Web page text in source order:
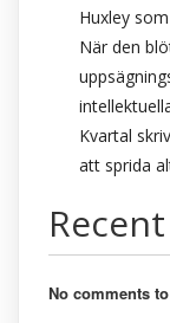
Huxley
När den
Kvartal
att sprida
No comments